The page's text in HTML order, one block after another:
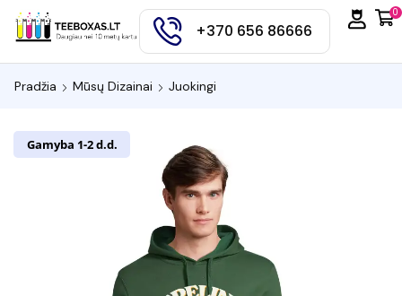
+370 656 86666
0
Pradžia Mūsų Dizainai Juokingi
Gamyba 1-2 d.d.